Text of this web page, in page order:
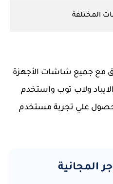
المختلفة
مع جميع شاشات الأجهزة
ولاب توب واستخدم
علي تجربة مستخدم
المجانية